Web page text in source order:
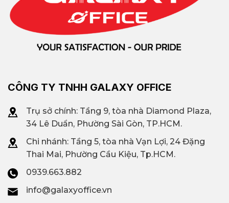
CÔNG TY TNHH GALAXY OFFICE
Trụ sở chính: Tầng 9, tòa nhà Diamond Plaza,
34 Lê Duẩn, Phường Sài Gòn, TP.HCM.
Chi nhánh: Tầng 5, tòa nhà Vạn Lợi, 24 Đặng
Thai Mai, Phường Cầu Kiệu, Tp.HCM.
0939.663.882
info@galaxyoffice.vn